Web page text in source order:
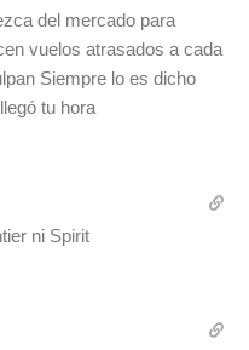
del mercado para
vuelos atrasados a cada
Siempre lo es dicho
tu hora
ni Spirit